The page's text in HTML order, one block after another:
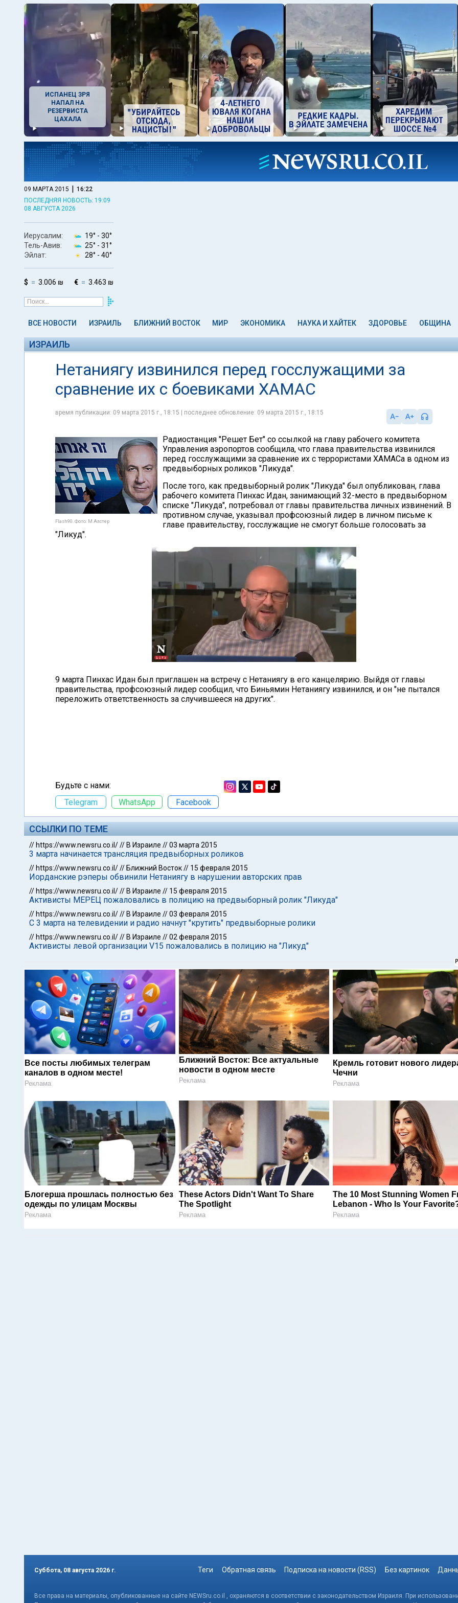
ИСПАНЕЦ ЗРЯ
НАПАЛ НА
РЕЗЕРВИСТА
ЦАХАЛА
09 МАРТА 2015 | 16:22
ПОСЛЕДНЯЯ НОВОСТЬ: 19:09
08 АВГУСТА 2026
Иерусалим: 19° - 30°
Тель-Авив:
25° - 31°
Эйлат:
28° - 40°
$ 3.006 ₪ € 3.463 ₪
ВСЕ НОВОСТИ ИЗРАИЛЬ БЛИЖНИЙ ВОСТОК МИР ЭКОНОМИКА НАУКА И ХАЙТЕК ЗДОРОВЬЕ ОБЩИНА
ИЗРАИЛЬ
Нетаниягу извинился перед госслужащими за
сравнение их с боевиками ХАМАС
время публикации: 09 марта 2015 г., 18:15 | последнее обновление: 09 марта 2015 г., 18:15
Flash90. Фото: М.Алстер
Радиостанция "Решет Бет" со ссылкой на главу рабочего комитета
Управления аэропортов сообщила, что глава правительства извинился
перед госслужащими за сравнение их с террористами ХАМАСа в одном из
предвыборных роликов "Ликуда".
После того, как предвыборный ролик "Ликуда" был опубликован, глава
рабочего комитета Пинхас Идан, занимающий 32-место в предвыборном
списке "Ликуда", потребовал от главы правительства личных извинений. В
противном случае, указывал профсоюзный лидер в личном письме к
главе правительству, госслужащие не смогут больше голосовать за
"Ликуд".
9 марта Пинхас Идан был приглашен на встречу с Нетаниягу в его канцелярию. Выйдя от главы
правительства, профсоюзный лидер сообщил, что Биньямин Нетаниягу извинился, и он "не пытался
переложить ответственность за случившееся на других".
Будьте с нами:
Telegram
WhatsApp Facebook
ССЫЛКИ ПО ТЕМЕ
// https://www.newsru.co.il/// В Израиле //03 марта 2015
3 марта начинается трансляция предвыборных роликов
// https://www.newsru.co.il/// Ближний Восток// 15 февраля 2015
Иорданские рэперы обвинили Нетаниягу в нарушении авторских прав
// https://www.newsru.co.il/// В Израиле // 15 февраля 2015
Активисты МЕРЕЦ пожаловались в полицию на предвыборный ролик "Ликуда"
// https://www.newsru.co.il/// В Израиле //03 февраля 2015
С 3 марта на телевидении и радио начнут "крутить" предвыборные ролики
// https://www.newsru.co.il/// В Израиле //02 февраля 2015
Активисты левой организации V15 пожаловались в полицию на "Ликуд"
Все посты любимых телеграм
каналов в одном месте!
Реклама
Ближний Восток: Все актуальные
новости в одном месте
Реклама
Кремль готовит нового
Чечни
Реклама
Блогерша прошлась полностью без
одежды по улицам Москвы
Реклама
These Actors Didn't Want To Share
The Spotlight
Реклама
The 10 Most Stunning Women
Lebanon - Who Is Your
Реклама
Суббота, 08 августа 2026 г. Теги Обратная связь Подписка на новости (RSS) Без картинок
Все права на материалы, опубликованные на сайте NEWSru.co.il , охраняются в соответствии с законодательством Израиля. При